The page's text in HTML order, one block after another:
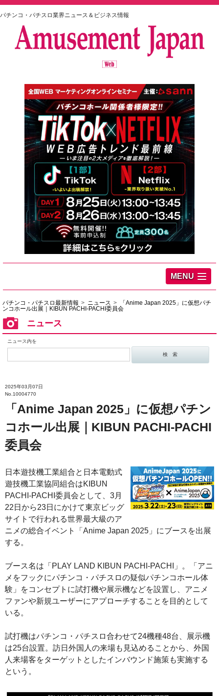
パチンコ・パチスロ業界ニュース＆ビジネス情報
MENU
パチンコ・パチスロ最新情報 ニュース
「Anime Japan 2025」に仮想パチ
ンコホール出展｜KIBUN PACHI-PACHI委員会
ニュース
ニュース内を
2025年03月07日
No.10004770
「Anime Japan 2025」に仮想パチン
コホール出展｜KIBUN PACHI-PACHI
委員会
日本遊技機工業組合と日本電動式
遊技機工業協同組合はKIBUN
PACHI-PACHI委員会として、3月
22日から23日にかけて東京ビッグ
サイトで行われる世界最大級のア
ニメの総合イベント「Anime Japan 2025」にブースを出展
する。
ブース名は「PLAY LAND KIBUN PACHI-PACHI」。「アニ
メをフックにパチンコ・パチスロの疑似パチンコホール体
験」をコンセプトに試打機や展示機などを設置し、アニメ
ファンや新規ユーザーにアプローチすることを目的として
いる。
試打機はパチンコ・パチスロ合わせて24機種48台、展示機
は25台設置。訪日外国人の来場も見込めることから、外国
人来場客をターゲットとしたインバウンド施策も実施する
という。